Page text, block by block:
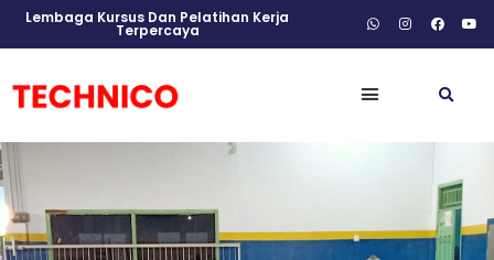
Lembaga Kursus Dan Pelatihan Kerja
Terpercaya